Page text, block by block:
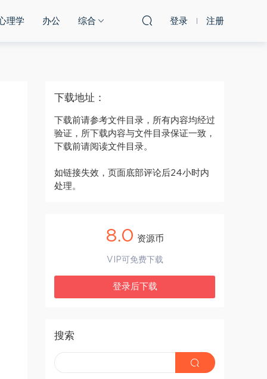
理学 办公 综合 登录 注册
下载地址：
下载前请参考文件目录，所有内容均经过
验证，所下载内容与文件目录保证一致，
下载前请阅读文件目录。
如链接失效，页面底部评论后24小时内
处理。
8.0 资源币
VIP可免费下载
登录后下载
搜索